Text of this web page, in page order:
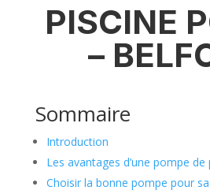
PISCINE
–
Sommaire
Introduction
Les avantages d’une pompe
Choisir la bonne pompe pour